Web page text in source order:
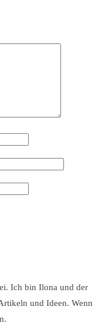
Ich bin Ilona und der
und Ideen. Wenn